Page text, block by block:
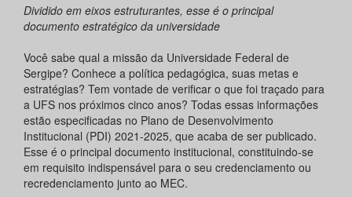
Dividido em eixos estruturantes, esse é o principal
documento estratégico da universidade
Você sabe qual a missão da Universidade Federal de
Sergipe? Conhece a política pedagógica, suas metas e
estratégias? Tem vontade de verificar o que foi traçado para
a UFS nos próximos cinco anos? Todas essas informações
estão especificadas no Plano de Desenvolvimento
Institucional (PDI) 2021-2025, que acaba de ser publicado.
Esse é o principal documento institucional, constituindo-se
em requisito indispensável para o seu credenciamento ou
recredenciamento junto ao MEC.